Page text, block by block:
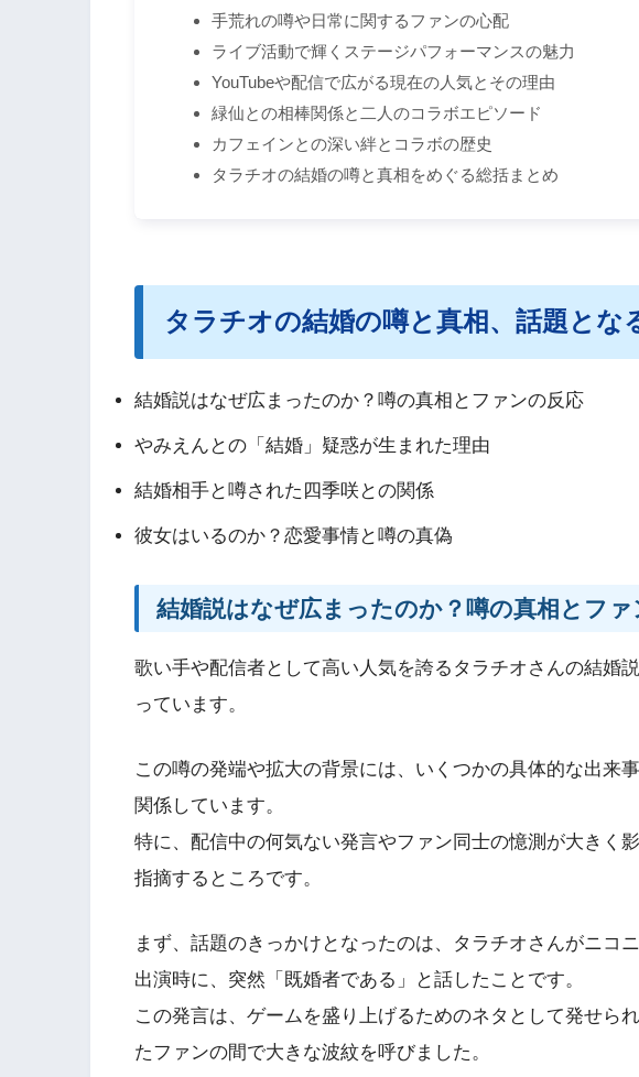
手荒れの噂や日常に関するファンの心配
ライブ活動で輝くステージパフォーマンスの魅力
YouTubeや配信で広がる現在の人気とその理由
緑仙との相棒関係と二人のコラボエピソード
カフェインとの深い絆とコラボの歴史
タラチオの結婚の噂と真相をめぐる総括まとめ
タラチオの結婚の噂と真相、話題とな
結婚説はなぜ広まったのか？噂の真相とファンの反応
やみえんとの「結婚」疑惑が生まれた理由
結婚相手と噂された四季咲との関係
彼女はいるのか？恋愛事情と噂の真偽
結婚説はなぜ広まったのか？噂の真相とファ
歌い手や配信者として高い人気を誇るタラチオさんの結婚
っています。
この噂の発端や拡大の背景には、いくつかの具体的な出来
関係しています。
特に、配信中の何気ない発言やファン同士の憶測が大きく
指摘するところです。
まず、話題のきっかけとなったのは、タラチオさんがニコ
出演時に、突然「既婚者である」と話したことです。
この発言は、ゲームを盛り上げるためのネタとして発せら
たファンの間で大きな波紋を呼びました。